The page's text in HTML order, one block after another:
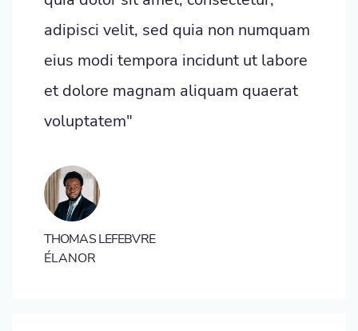
adipisci velit, sed quia non numquam
eius modi tempora incidunt ut labore
et dolore magnam aliquam quaerat
voluptatem"
THOMAS LEFEBVRE
ÉLANOR